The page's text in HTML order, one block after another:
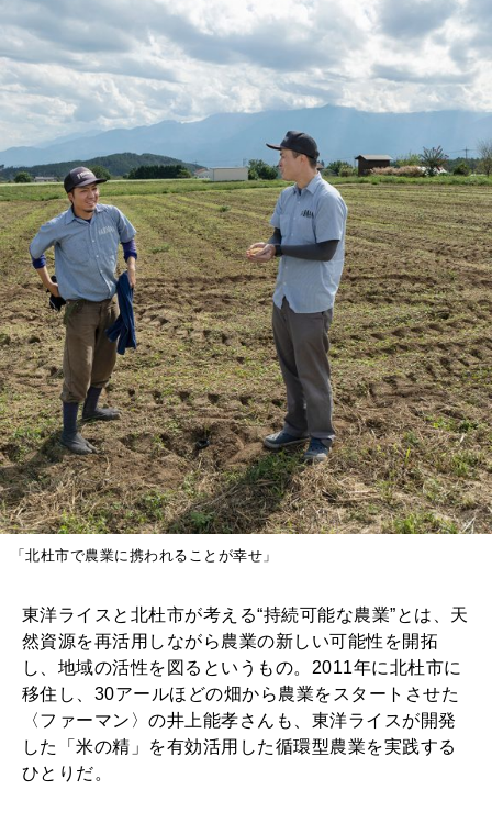
「北杜市で農業に携われることが幸せ」
東洋ライスと北杜市が考える“持続可能な農業”とは、天
然資源を再活用しながら農業の新しい可能性を開拓
し、地域の活性を図るというもの。2011年に北杜市に
移住し、30アールほどの畑から農業をスタートさせた
〈ファーマン〉の井上能孝さんも、東洋ライスが開発
した「米の精」を有効活用した循環型農業を実践する
ひとりだ。